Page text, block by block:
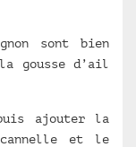
sont bien
gousse d’ail
ajouter la
et le